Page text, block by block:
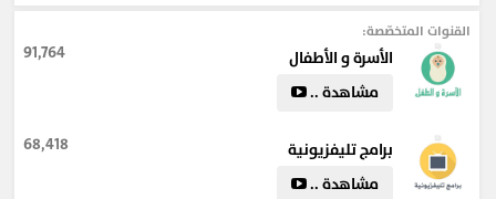
#علم_النفس#نصائح_للمتزوجينالقنوات المتخصّصة:
91,764
الأسرة و الأطفال
مشاهدة ..
68,418
برامج تليفزيونية
مشاهدة ..